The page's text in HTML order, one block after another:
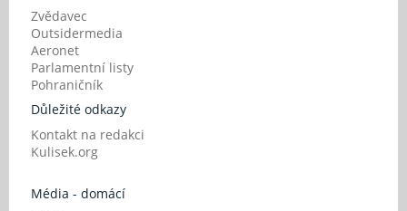
Zvědavec
Outsidermedia
Aeronet
Parlamentní listy
Pohraničník
Důležité odkazy
Kontakt na redakci
Kulisek.org
Média - domácí